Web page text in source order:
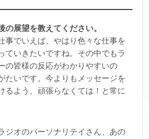
の展望を教えてください。
事でいえば、やはり色々な仕事を
ていきたいですね。その中でもラ
の皆様の反応がわかりやすいの
たいです。今よりもメッセージを
るよう、頑張らなくては！と常に
ジオのパーソナリテイさん、あの